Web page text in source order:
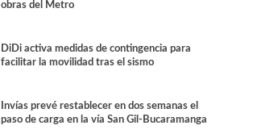
obras del Metro
DiDi activa medidas de contingencia para
facilitar la movilidad tras el sismo
Invías prevé restablecer en dos semanas el
paso de carga en la vía San Gil-Bucaramanga